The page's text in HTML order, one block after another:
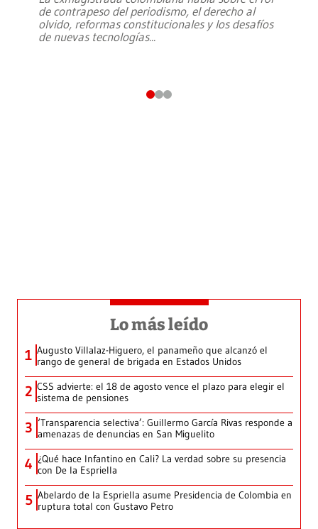
de contrapeso del periodismo, el derecho al
olvido, reformas constitucionales y los desafíos
de nuevas tecnologías...
Lo más leído
1 Augusto Villalaz-Higuero, el panameño que alcanzó el
rango de general de brigada en Estados Unidos
2 CSS advierte: el 18 de agosto vence el plazo para elegir el
sistema de pensiones
3 ‘Transparencia selectiva’: Guillermo García Rivas responde a
amenazas de denuncias en San Miguelito
4 ¿Qué hace Infantino en Cali? La verdad sobre su presencia
con De la Espriella
5 Abelardo de la Espriella asume Presidencia de Colombia en
ruptura total con Gustavo Petro